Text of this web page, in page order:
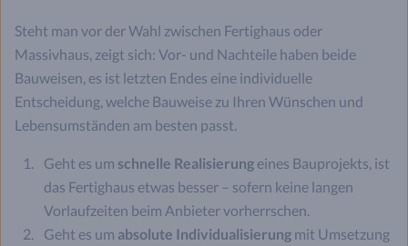
Steht man vor der Wahl zwischen Fertighaus oder
Massivhaus, zeigt sich: Vor- und Nachteile haben beide
Bauweisen, es ist letzten Endes eine individuelle
Entscheidung, welche Bauweise zu Ihren Wünschen und
Lebensumständen am besten passt.
Geht es um schnelle Realisierung eines Bauprojekts, ist
das Fertighaus etwas besser – sofern keine langen
Vorlaufzeiten beim Anbieter vorherrschen.
Geht es um absolute Individualisierung mit Umsetzung